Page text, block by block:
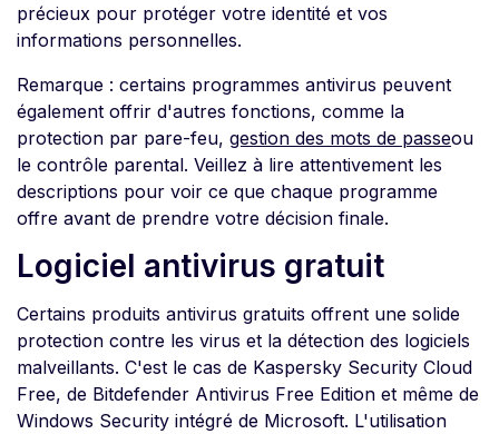
précieux pour protéger votre identité et vos
informations personnelles.
Remarque : certains programmes antivirus peuvent
également offrir d'autres fonctions, comme la
protection par pare-feu, gestion des mots de passeou
le contrôle parental. Veillez à lire attentivement les
descriptions pour voir ce que chaque programme
offre avant de prendre votre décision finale.
Logiciel antivirus gratuit
Certains produits antivirus gratuits offrent une solide
protection contre les virus et la détection des logiciels
malveillants. C'est le cas de Kaspersky Security Cloud
Free, de Bitdefender Antivirus Free Edition et même de
Windows Security intégré de Microsoft. L'utilisation